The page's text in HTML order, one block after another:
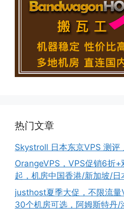
热门文章
Skystroll 日本东京VPS 测评
OrangeVPS，VPS促销6折
起，机房中国香港/新加坡/日
justhost夏季大促，不限流量
30个机房可选，阿姆斯特丹